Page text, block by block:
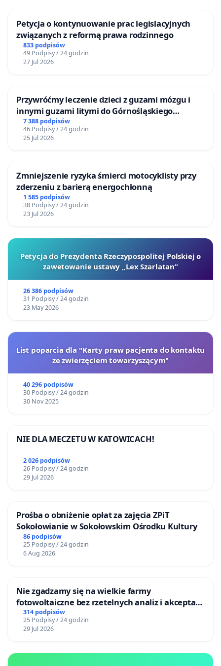
Petycja o kontynuowanie prac legislacyjnych
związanych z reformą prawa rodzinnego
833 podpisów
49 Podpisy / 24 godzin
27 Jul 2026
Przywróćmy leczenie dzieci z guzami mózgu i
innymi guzami litymi do Górnośląskiego
Centrum Zdrowia Dziecka w Katowicach
7 388 podpisów
46 Podpisy / 24 godzin
25 Jul 2026
Zmniejszenie ryzyka śmierci motocyklisty przy
zderzeniu z barierą energochłonną
1 585 podpisów
38 Podpisy / 24 godzin
23 Jul 2026
Petycja do Prezydenta Rzeczypospolitej Polskiej o
zawetowanie ustawy „Lex Szarlatan”
26 386 podpisów
31 Podpisy / 24 godzin
23 May 2026
List poparcia dla "Karty praw pacjenta do kontaktu
ze zwierzęciem towarzyszącym"
40 296 podpisów
30 Podpisy / 24 godzin
30 Nov 2025
NIE DLA MECZETU W KATOWICACH!
2 026 podpisów
26 Podpisy / 24 godzin
29 Jul 2026
Prośba o obniżenie opłat za zajęcia ZPiT
Sokołowianie w Sokołowskim Ośrodku Kultury
86 podpisów
25 Podpisy / 24 godzin
6 Aug 2026
Nie zgadzamy się na wielkie farmy
fotowoltaiczne bez rzetelnych analiz i akceptacji
mieszkańców
314 podpisów
25 Podpisy / 24 godzin
29 Jul 2026